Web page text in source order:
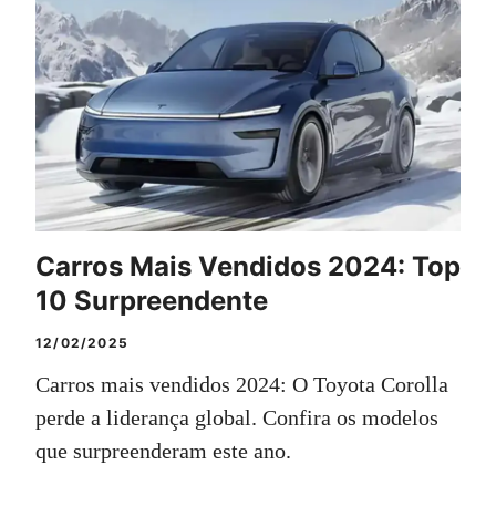
Carros Mais Vendidos 2024: Top
10 Surpreendente
12/02/2025
Carros mais vendidos 2024: O Toyota Corolla
perde a liderança global. Confira os modelos
que surpreenderam este ano.